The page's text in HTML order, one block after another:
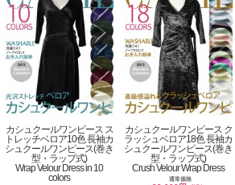
カシュクールワンピース ス
トレッチベロア10色 長袖カ
シュクールワンピース(巻き
型・ラップ式)
Wrap Velour Dress in 10
colors
カシュクールワンピース ク
ラッシュベロア18色 長袖カ
シュクールワンピース(巻き
型・ラップ式)
Crush Velour Wrap Dress
通常価格